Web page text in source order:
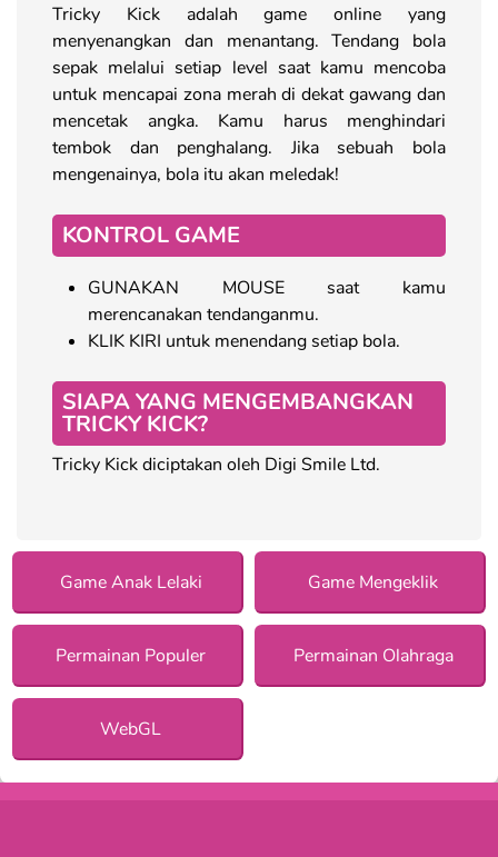
Tricky Kick adalah game online yang
menyenangkan dan menantang. Tendang bola
sepak melalui setiap level saat kamu mencoba
untuk mencapai zona merah di dekat gawang dan
mencetak angka. Kamu harus menghindari
tembok dan penghalang. Jika sebuah bola
mengenainya, bola itu akan meledak!
KONTROL GAME
GUNAKAN MOUSE saat kamu
merencanakan tendanganmu.
KLIK KIRI untuk menendang setiap bola.
SIAPA YANG MENGEMBANGKAN
TRICKY KICK?
Tricky Kick diciptakan oleh Digi Smile Ltd.
Game Anak Lelaki Game Mengeklik
Permainan Populer Permainan Olahraga
WebGL